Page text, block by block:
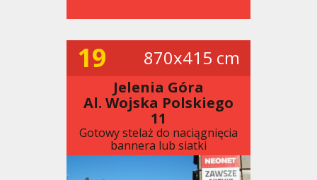
19 870x415 cm
Jelenia Góra
Al. Wojska Polskiego
11
Gotowy stelaż do naciągnięcia
bannera lub siatki